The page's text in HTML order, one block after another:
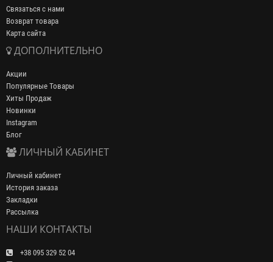
Связаться с нами
Возврат товара
Карта сайта
ДОПОЛНИТЕЛЬНО
Акции
Популярные Товары
Хиты Продаж
Новинки
Instagram
Блог
ЛИЧНЫЙ КАБИНЕТ
Личный кабинет
История заказа
Закладки
Рассылка
НАШИ КОНТАКТЫ
+38 095 329 52 04